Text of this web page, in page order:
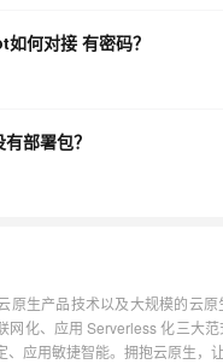
何对接 有密码？
部署包？
原生产品技术以及大规模的云
网化、应用 Serverless 化三大
应用敏捷智能。拥抱云原生，